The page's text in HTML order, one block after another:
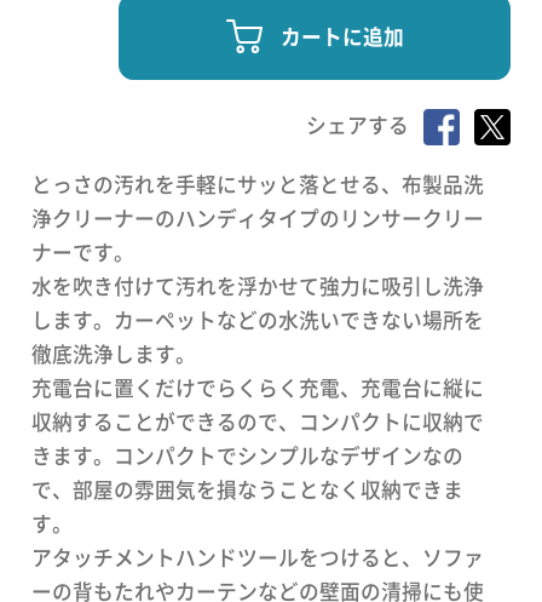
カートに追加
シェアする
とっさの汚れを手軽にサッと落とせる、布製品洗
浄クリーナーのハンディタイプのリンサークリー
ナーです。
水を吹き付けて汚れを浮かせて強力に吸引し洗浄
します。カーペットなどの水洗いできない場所を
徹底洗浄します。
充電台に置くだけでらくらく充電、充電台に縦に
収納することができるので、コンパクトに収納で
きます。コンパクトでシンプルなデザインなの
で、部屋の雰囲気を損なうことなく収納できま
す。
アタッチメントハンドツールをつけると、ソファ
ーの背もたれやカーテンなどの壁面の清掃にも使